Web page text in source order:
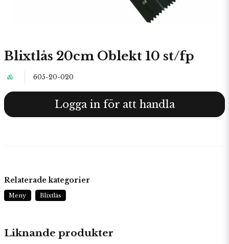
Blixtlås 20cm Oblekt 10 st/fp
605-20-020
Logga in för att handla
Liknande produkter
Relaterade kategorier
Meny Blixtlås